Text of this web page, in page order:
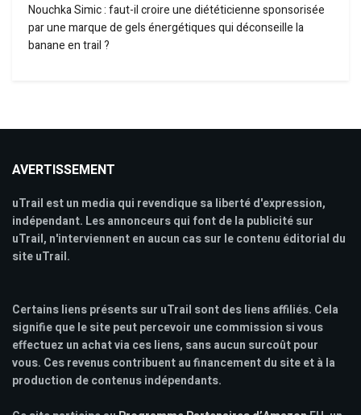
Nouchka Simic : faut-il croire une diététicienne sponsorisée
par une marque de gels énergétiques qui déconseille la
banane en trail ?
AVERTISSEMENT
uTrail est un media qui revendique sa liberté d'expression,
indépendant. Les annonceurs qui font de la publicité sur
uTrail, n'interviennent en aucun cas sur le contenu éditorial du
site uTrail.
Certains liens présents sur uTrail sont des liens affiliés. Cela
signifie que le site peut percevoir une commission si vous
effectuez un achat via ces liens, sans aucun surcoût pour
vous. Ces revenus contribuent au financement du site et à la
production de contenus indépendants.